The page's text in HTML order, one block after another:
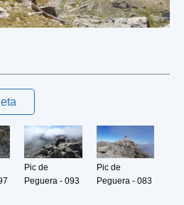
Pic de
Peguera - 093
Pic de
Peguera - 083